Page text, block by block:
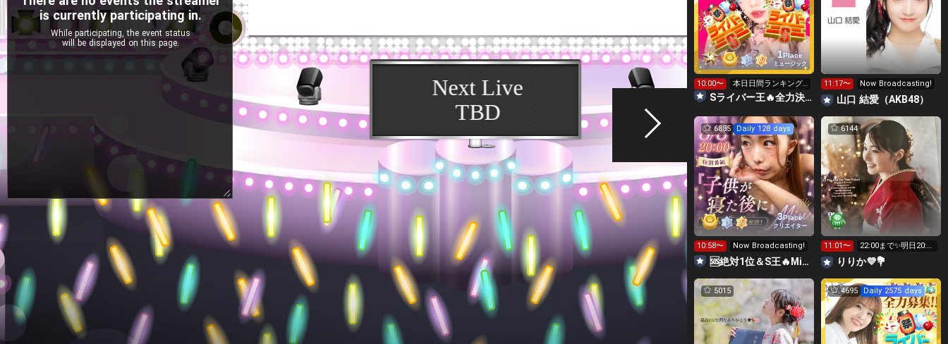
is currently participating in.
While participating, the event status
will be displayed on this page.
1Place
ミュージック
10:00〜
本日日間ランキング‼️
S王虹星大募集中🌈 Sライバー王🔥全力決勝🗽🌈Annnnnaの空⛱
11:17〜 Now Broadcasting!
山口 結愛（AKB48）
3Place
クリエイター
6885 Daily 128 days
10:58〜 Now Broadcasting!
🆘絶対1位＆S王🔥Miu❥🌸KBCラジオグランプリ🌸
6144
11:01〜
22:00まで✨️明日20:0
0
りりか💜💐
5015 4695 Daily 2575 days